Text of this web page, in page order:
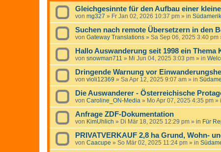
Gleichgesinnte für den Aufbau einer
von mg327 » Fr Jan 02, 2026 10:37 pm » in
Suchen nach remote Übersetzern in den
von Gateway Translations » Sa Sep 06, 2025 3:40 pm
Hallo Auswanderung seit 1998 ein Thema
von snowman711 » Mi Jun 04, 2025 3:03 pm » in
Dringende Warnung vor
von violi12369 » Sa Apr 12, 2025 9:07 am » in
Die Auswanderer - Österreichische
von Caroline_ON-Media » Mo Apr 07, 2025 4:35 pm »
Anfrage ZDF-Dokumentation
von KimUhlich » Di Mär 18, 2025 12:29 pm » in Für
PRIVATVERKAUF 2,8 ha Grund, Wohn-
von Caacupe » So Mär 02, 2025 11:24 pm » in